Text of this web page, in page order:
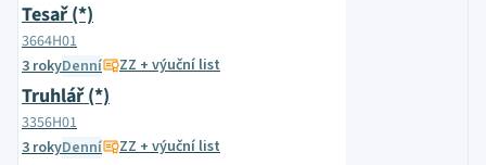
Tesař (*)
3664H01
3 rokyDenní ZZ + výuční list
Truhlář (*)
3356H01
3 rokyDenní ZZ + výuční list